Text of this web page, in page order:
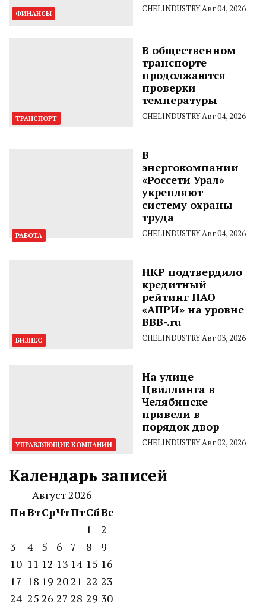
ФИНАНСЫ CHELINDUSTRYАвг 04, 2026
ТРАНСПОРТ
В общественном
транспорте
продолжаются
проверки
температуры
CHELINDUSTRYАвг 04, 2026
РАБОТА
В
энергокомпании
«Россети Урал»
укрепляют
систему охраны
труда
CHELINDUSTRYАвг 04, 2026
БИЗНЕС
НКР подтвердило
кредитный
рейтинг ПАО
«АПРИ» на уровне
BBB-.ru
CHELINDUSTRYАвг 03, 2026
УПРАВЛЯЮЩИЕ КОМПАНИИ
На улице
Цвиллинга в
Челябинске
привели в
порядок двор
CHELINDUSTRYАвг 02, 2026
Календарь записей
Август 2026
ПнВтСрЧтПтСбВс
1
2
3
4 5 6 7 8
9
10 11 12 13 14 15 16
17 18 19 2021 22 23
24 25 26 27 28 29 30